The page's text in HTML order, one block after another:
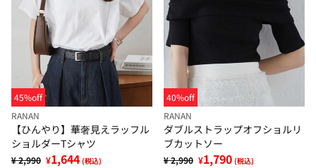
45%off
RANAN
【ひんやり】華奢見えラッフル
ショルダーTシャツ
¥ 2,990 ¥1,644 (税込)
40%off
RANAN
ダブルストラップオフショルリ
ブカットソー
¥ 2,990 ¥1,790 (税込)